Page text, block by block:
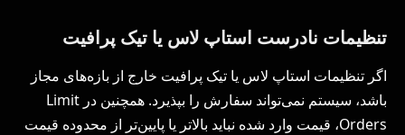
تنظیمات نادرست استاپ لاس یا تیک پرافیت
اگر تنظیمات استاپ لاس یا تیک پرافیت خارج از بازه‌های مجاز
باشد، سیستم نمی‌تواند سفارش را بپذیرد. همچنین در Limit
Orders، قیمت وارد شده نباید بالاتر یا پایین‌تر از محدوده قیمت